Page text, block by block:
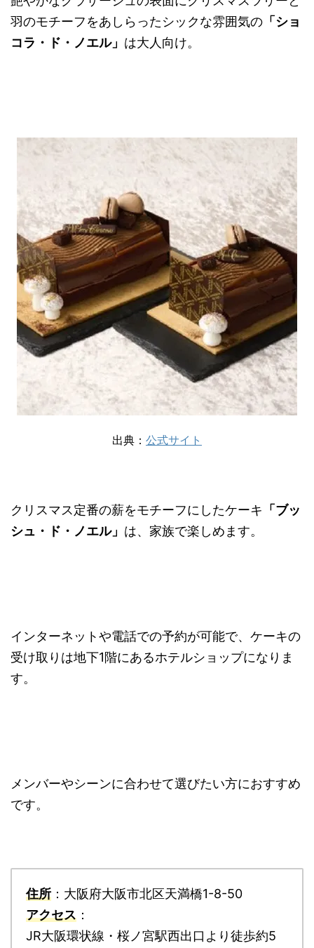
羽のモチーフをあしらったシックな雰囲気の 「ショ
コラ・ド・ノエル」 は大人向け。
出典： 公式サイト
クリスマス定番の薪をモチーフにしたケーキ 「ブッ
シュ・ド・ノエル」 は、家族で楽しめます。
インターネットや電話での予約が可能で、ケーキの
受け取りは地下1階にあるホテルショップになりま
す。
メンバーやシーンに合わせて選びたい方におすすめ
です。
住所 ：大阪府大阪市北区天満橋1-8-50
アクセス ：
JR大阪環状線・桜ノ宮駅西出口より徒歩約5